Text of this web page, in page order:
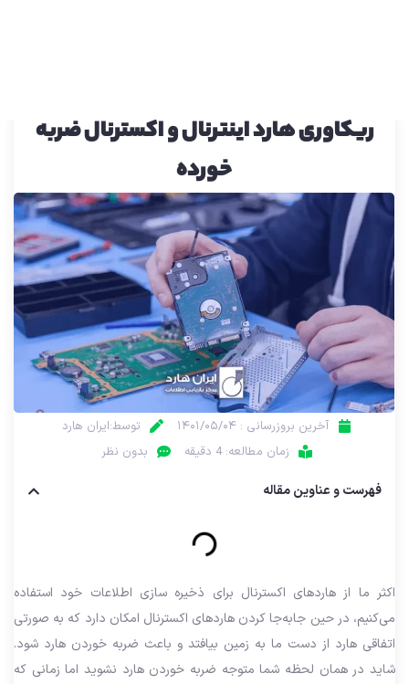
ریکاوری هارد اینترنال و اکسترنال ضربه
خورده
آخرین بروزرسانی : ۱۴۰۱/۰۵/۰۴
توسط:ایران هارد
زمان مطالعه: 4 دقیقه
بدون نظر
فهرست و عناوین مقاله
اکثر ما از هاردهای اکسترنال برای ذخیره سازی اطلاعات خود استفاده
می‌کنیم، در حین جا‌به‌جا کردن هاردهای اکسترنال امکان دارد که به صورتی
اتفاقی هارد از دست ما به زمین بیافتد و باعث ضربه خوردن هارد شود.
شاید در همان لحظه شما متوجه ضربه خوردن هارد نشوید اما زمانی که